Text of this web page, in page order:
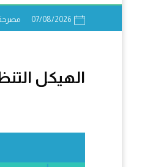
07/08/2026 مصرحة
الهيكل